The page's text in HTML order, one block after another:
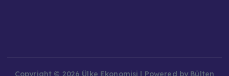
Copyright © 2026 Ülke Ekonomisi | Powered by Bülten